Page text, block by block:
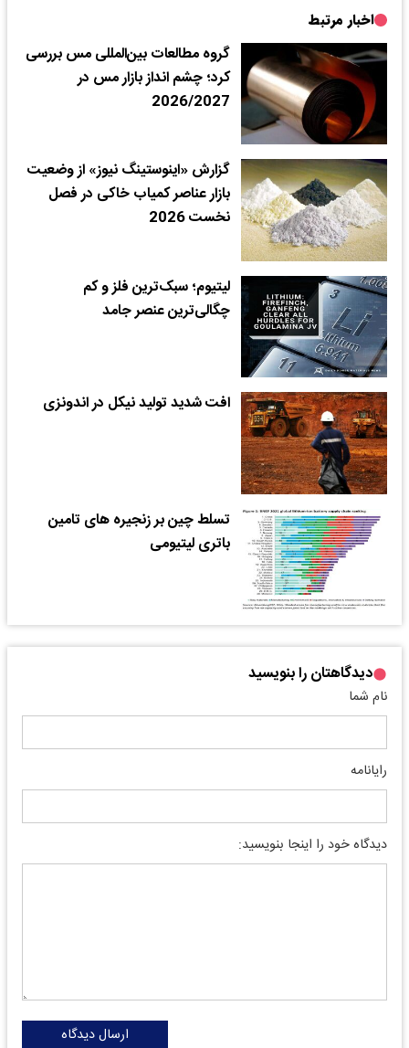
اخبار مرتبط
گروه مطالعات بین‌المللی مس بررسی
کرد؛ چشم انداز بازار مس در
2026/2027
گزارش «اینوستینگ نیوز» از وضعیت
بازار عناصر کمیاب خاکی در فصل
نخست 2026
لیتیوم؛ سبک‌ترین فلز و کم
چگالی‌ترین عنصر جامد
افت شدید تولید نیکل در اندونزی
تسلط چین بر زنجیره های تامین
باتری لیتیومی
دیدگاهتان را بنویسید
نام شما
رایانامه
دیدگاه خود را اینجا بنویسید:
ارسال دیدگاه